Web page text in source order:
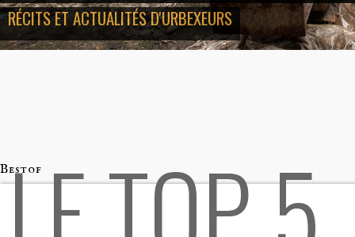
RÉCITS ET ACTUALITÉS D'URBEXEURS
Bestof